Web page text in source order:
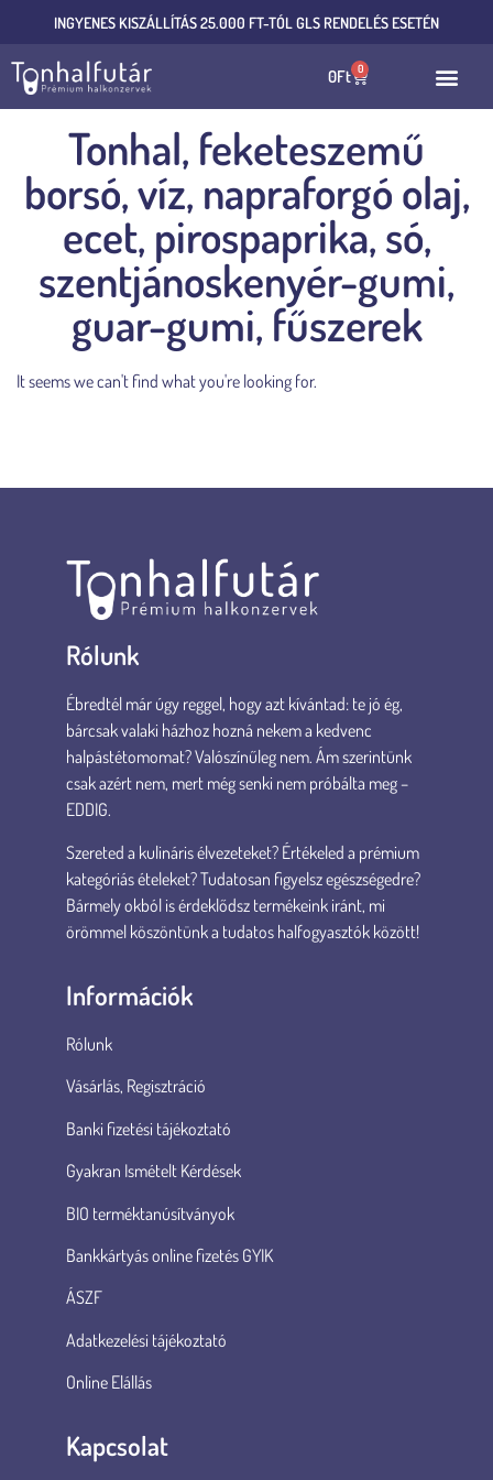
INGYENES KISZÁLLÍTÁS 25.000 FT-TÓL GLS RENDELÉS ESETÉN
0Ft 0
Tonhal, feketeszemű
borsó, víz, napraforgó olaj,
ecet, pirospaprika, só,
szentjánoskenyér-gumi,
guar-gumi, fűszerek
It seems we can't find what you're looking for.
Rólunk
Ébredtél már úgy reggel, hogy azt kívántad: te jó ég,
bárcsak valaki házhoz hozná nekem a kedvenc
halpástétomomat? Valószínűleg nem. Ám szerintünk
csak azért nem, mert még senki nem próbálta meg –
EDDIG.
Szereted a kulináris élvezeteket? Értékeled a prémium
kategóriás ételeket? Tudatosan figyelsz egészségedre?
Bármely okból is érdeklődsz termékeink iránt, mi
örömmel köszöntünk a tudatos halfogyasztók között!
Információk
Rólunk
Vásárlás, Regisztráció
Banki fizetési tájékoztató
Gyakran Ismételt Kérdések
BIO terméktanúsítványok
Bankkártyás online fizetés GYIK
ÁSZF
Adatkezelési tájékoztató
Online Elállás
Kapcsolat